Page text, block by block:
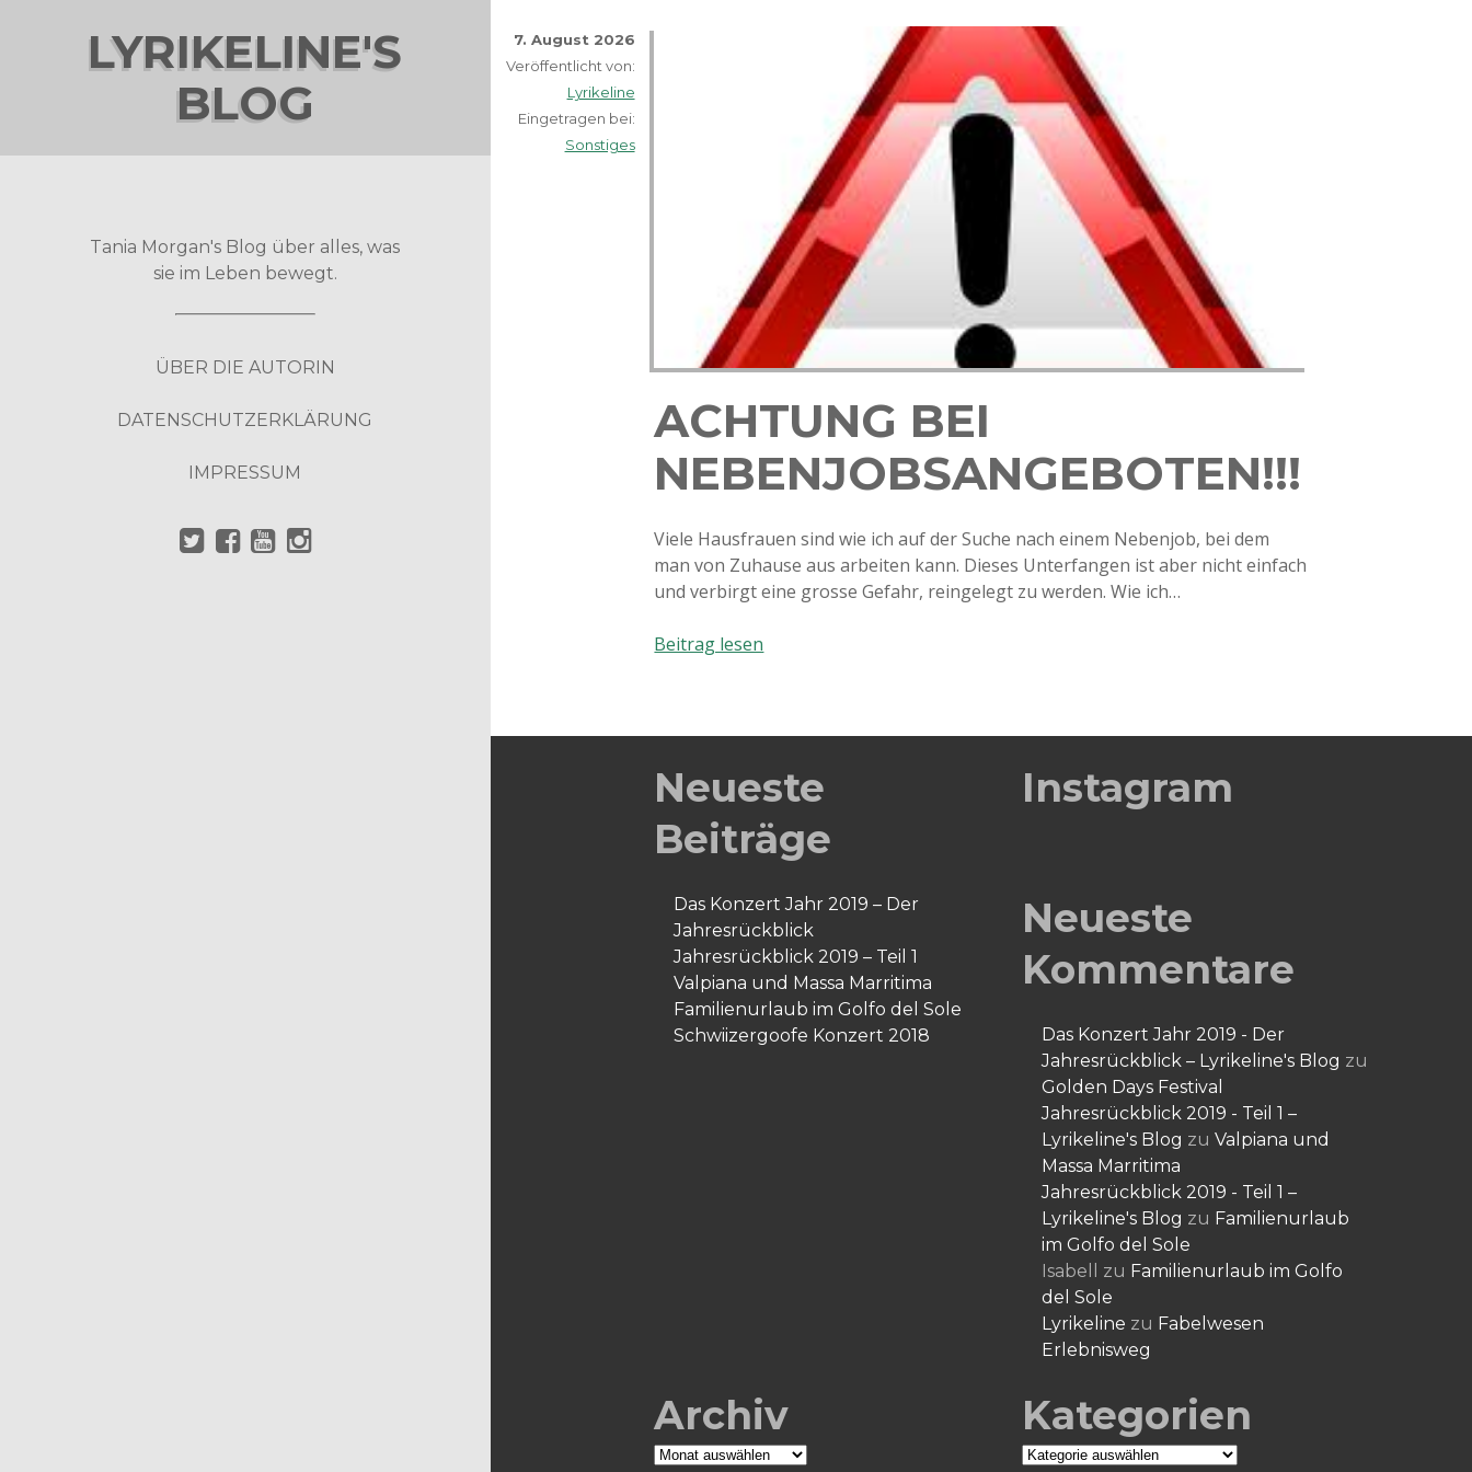
LYRIKELINE'S
BLOG
Tania Morgan's Blog über alles, was
sie im Leben bewegt.
ÜBER DIE AUTORIN
DATENSCHUTZERKLÄRUNG
IMPRESSUM
7. August 2026
Veröffentlicht von:
Lyrikeline
Eingetragen bei:
Sonstiges
ACHTUNG BEI
NEBENJOBSANGEBOTEN!!!
Viele Hausfrauen sind wie ich auf der Suche nach einem Nebenjob, bei dem
man von Zuhause aus arbeiten kann. Dieses Unterfangen ist aber nicht einfach
und verbirgt eine grosse Gefahr, reingelegt zu werden. Wie ich…
Beitrag lesen
Neueste
Beiträge
Das Konzert Jahr 2019 – Der
Jahresrückblick
Jahresrückblick 2019 – Teil 1
Valpiana und Massa Marritima
Familienurlaub im Golfo del Sole
Schwiizergoofe Konzert 2018
Instagram
Neueste
Kommentare
Das Konzert Jahr 2019 - Der
Jahresrückblick – Lyrikeline's Blog zu
Golden Days Festival
Jahresrückblick 2019 - Teil 1 –
Lyrikeline's Blog zuValpiana und
Massa Marritima
Jahresrückblick 2019 - Teil 1 –
Lyrikeline's Blog zu Familienurlaub
im Golfo del Sole
Isabell
zu Familienurlaub im Golfo
del Sole
Lyrikeline zu Fabelwesen
Erlebnisweg
Archiv
Archiv
Kategorien
Kategorien